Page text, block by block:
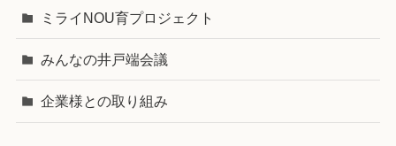
ミライNOU育プロジェクト
みんなの井戸端会議
企業様との取り組み